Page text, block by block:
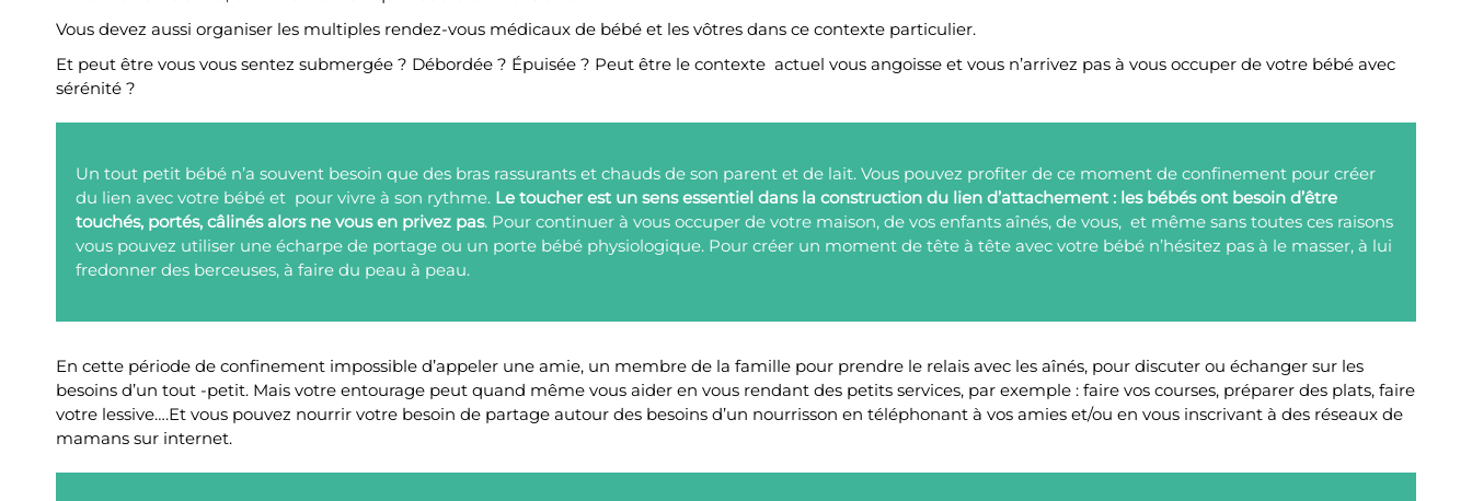
Vous devez aussi organiser les multiples rendez-vous médicaux de bébé et les vôtres dans ce contexte particulier.
Et peut être vous vous sentez submergée ? Débordée ? Épuisée ? Peut être le contexte actuel vous angoisse et vous n’arrivez pas à vous occuper de votre bébé avec
sérénité ?
Un tout petit bébé n’a souvent besoin que des bras rassurants et chauds de son parent et de lait. Vous pouvez profiter de ce moment de confinement pour créer
du lien avec votre bébé et pour vivre à son rythme. Le toucher est un sens essentiel dans la construction du lien d’attachement : les bébés ont besoin d’être
touchés, portés, câlinés alors ne vous en privez pas. Pour continuer à vous occuper de votre maison, de vos enfants aînés, de vous, et même sans toutes ces raisons
vous pouvez utiliser une écharpe de portage ou un porte bébé physiologique. Pour créer un moment de tête à tête avec votre bébé n’hésitez pas à le masser, à lui
fredonner des berceuses, à faire du peau à peau.
En cette période de confinement impossible d’appeler une amie, un membre de la famille pour prendre le relais avec les aînés, pour discuter ou échanger sur les
besoins d’un tout -petit. Mais votre entourage peut quand même vous aider en vous rendant des petits services, par exemple : faire vos courses, préparer des plats, faire
votre lessive….Et vous pouvez nourrir votre besoin de partage autour des besoins d’un nourrisson en téléphonant à vos amies et/ou en vous inscrivant à des réseaux de
mamans sur internet.